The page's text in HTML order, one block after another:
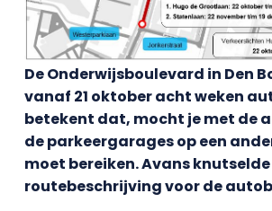
De Onderwijsboulevard in Den
vanaf 21 oktober acht weken
betekent dat, mocht je met de
de parkeergarages op een
moet bereiken. Avans knutselde
routebeschrijving voor de